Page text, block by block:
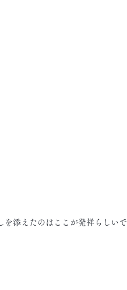
添えたのはここが発祥らしい